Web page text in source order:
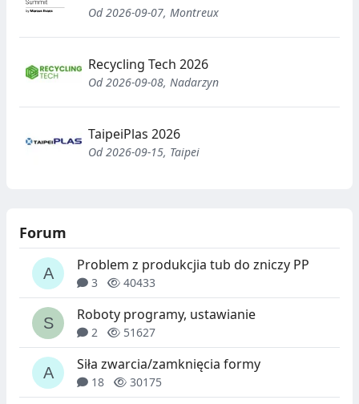
Od 2026-09-07, Montreux
Recycling Tech 2026
Od 2026-09-08, Nadarzyn
TaipeiPlas 2026
Od 2026-09-15, Taipei
Forum
Problem z produkcjia tub do zniczy PP
3 40433
Roboty programy, ustawianie
2 51627
Siła zwarcia/zamknięcia formy
18 30175